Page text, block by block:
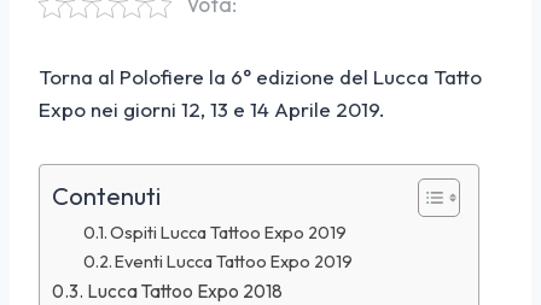
Torna al Polofiere la 6° edizione del Lucca Tatto
Expo nei giorni 12, 13 e 14 Aprile 2019.
Contenuti
Ospiti Lucca Tattoo Expo 2019
Eventi Lucca Tattoo Expo 2019
Lucca Tattoo Expo 2018